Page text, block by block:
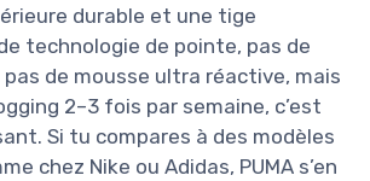
durable et une tige
technologie de pointe, pas de
pas de mousse ultra réactive, mais
2–3 fois par semaine, c’est
Si tu compares à des modèles
chez Nike ou Adidas, PUMA s’en